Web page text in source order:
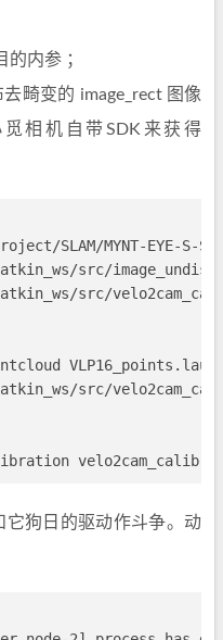
内参 ；
畸变的 image_rect 图像
相机自带SDK来获得
SLAM/MYNT-EYE-S-
src/
src/
src/
狗日的驱动作斗争。动